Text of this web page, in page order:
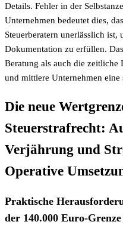
Details. Fehler in der
Unternehmen bedeutet dies,
Steuerberatern unerlässlich
Dokumentation zu erfüllen.
Beratung als auch die zeitliche
und mittlere Unternehmen
Die neue
Steuerstrafrecht:
Verjährung und
Operative
Praktische
der 140.000 Euro-Grenze